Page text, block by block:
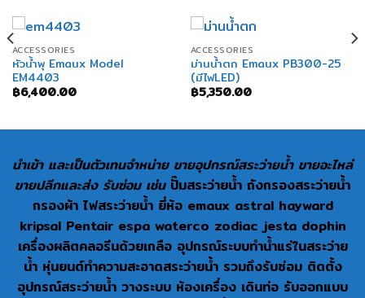
ACCESSORIES
หัวน้ำพุ Emaux Model
EM4403
฿6,400.00
ACCESSORIES
ม่านน้ำตก Emaux PB300-25
(มีไฟLED)
฿5,350.00
นำเข้า และเป็นตัวเทนจำหน่าย ขายอุปกรณ์สระว่ายน้ำ ขายอะไหล่
ขายปลีกและส่ง รับซ่อม เช่น ปั๊มสระว่ายน้ำ ถังกรองสระว่ายน้ำ
กรองผ้า ไฟสระว่ายน้ำ ยี่ห้อ emaux astral hayward
kripsal Pentair espa waterco zodiac jesta dophin
เครื่องผลิตคลอรีนด้วยเกลือ อุปกรณ์ระบบทำน้ำแร่ในสระว่าย
น้ำ หุ่นยนต์ทำความสะอาดสระว่ายน้ำ รวมถึงรับซ่อม ติดตั้ง
อุปกรณ์สระว่ายน้ำ วางระบบ ห้องเครื่อง เดินท่อ รับออกแบบ